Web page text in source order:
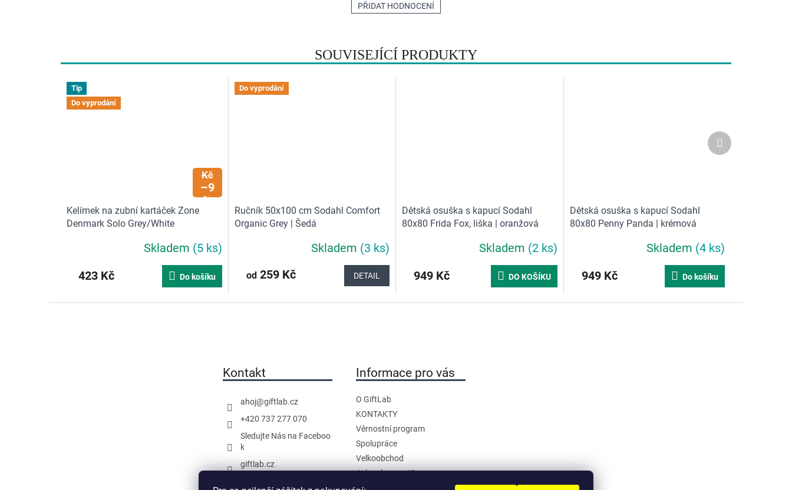
SOUVISEJÍCÍ PRODUKTY
Tip
Do vyprodání
Kč
–9
%
Kelímek na zubní kartáček Zone
Denmark Solo Grey/White
Skladem (5 ks)
423 Kč
Do košíku
Do vyprodání
Ručník 50x100 cm Sodahl Comfort
Organic Grey | Šedá
Skladem (3 ks)
od259 Kč DETAIL
Dětská osuška s kapucí Sodahl
80x80 Frida Fox, liška | oranžová
Skladem (2 ks)
949 Kč
DO KOŠÍKU
Dětská osuška s kapucí Sodahl
80x80 Penny Panda | krémová
Skladem (4 ks)
949 Kč
Do košíku
Další
produkt
PŘIDAT HODNOCENÍ
Kontakt
ahoj@giftlab.cz
+420 737 277 070
Sledujte Nás na Faceboo
k
giftlab.cz
Informace pro vás
O GiftLab
KONTAKTY
Věrnostní program
Spolupráce
Velkoobchod
Jak nakupovat?
Doprava a platba